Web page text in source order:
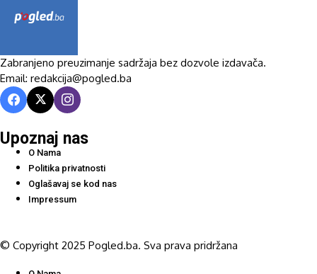
Zabranjeno preuzimanje sadržaja bez dozvole izdavača.
Email: redakcija@pogled.ba
Upoznaj nas
O Nama
Politika privatnosti
Oglašavaj se kod nas
Impressum
© Copyright 2025 Pogled.ba. Sva prava pridržana